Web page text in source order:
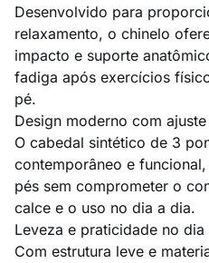
Desenvolvido para
relaxamento, o chinelo
impacto e suporte
fadiga após exercícios
pé.
Design moderno com
O cabedal sintético de 3
contemporâneo e
pés sem comprometer o
calce e o uso no dia a dia.
Leveza e praticidade no dia
Com estrutura leve e